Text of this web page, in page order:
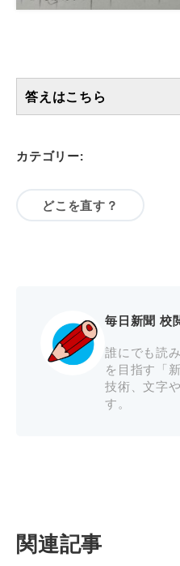
答えはこちら
カテゴリー:
どこを直す？
毎日新聞 校
誰にでも読
を目指す「
技術、文字
す。
関連記事